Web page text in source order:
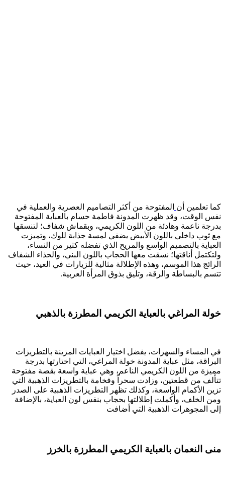
كما تعلمين أن المفتوحة من أكثر التصاميم العصرية والعملية في
نفس الوقت، وقد ظهرت المدونة فاطمة حسام بالعباية المفتوحة
بدرجة ناعمة وهادئة من اللون الكريمي، وبقماش شفاف؛ لتنسقها
مع ثوب داخلي باللون الأبيض يضفي لمسة جذابة للوك، وتميزت
العباية بالتصميم الواسع والمريح الذي تفضله كثير من النساء،
ولتكتمل أناقتها؛ نسقت معها الحجاب باللون البني، والحذاء الشفاف
الرائج هذا الموسم، وهذه الإطلالة مثالية للزيارات في العيد، حيث
تتسم بالبساطة والرقة، وتليق بذوق المرأة العربية.
خولة المراغي بالعباية الكريمي المطرزة بالذهبي​
في المساء والسهرات، يفضل اختيار العبايات المزينة بالتطريزات
البراقة، مثل عباية المدونة خولة المراغي، التي اختارتها بدرجة
مميزة من اللون الكريمي الناعم، وهي عباية واسعة بقصة مفتوحة
تتألف من قطعتين، وزادت سحراً وفخامة بالتطريزات الذهبية التي
تزين الأكمام الواسعة، وكذلك تظهر التطريزات الذهبية على الصدر
ومن الخلف، وأكملت إطلالتها بحجاب بنفس لون العباية، بالإضافة
إلى المجوهرات الذهبية التي أضافت
منى النعمان بالعباية الكريمي المطرزة بالخرز​